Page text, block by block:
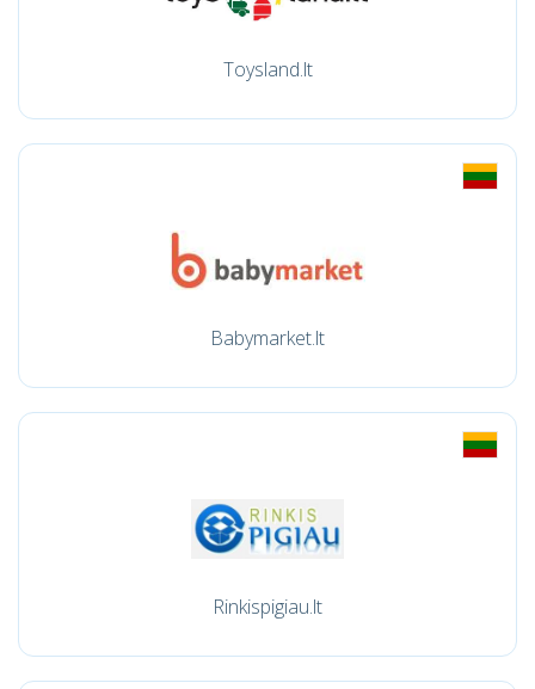
Toysland.lt
Babymarket.lt
Rinkispigiau.lt